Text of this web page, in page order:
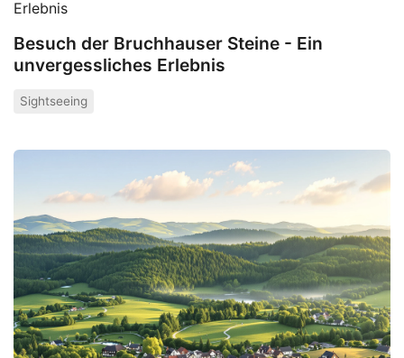
Besuch der Bruchhauser Steine - Ein
unvergessliches Erlebnis
Sightseeing